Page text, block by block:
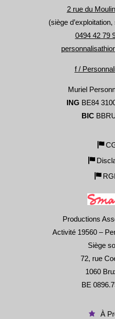
2 rue du
(siège
0494 42 79
f /
Muriel
ING BE84
BIC
Productions
Activité 19560 –
Siège
72, rue
1060
BE
À